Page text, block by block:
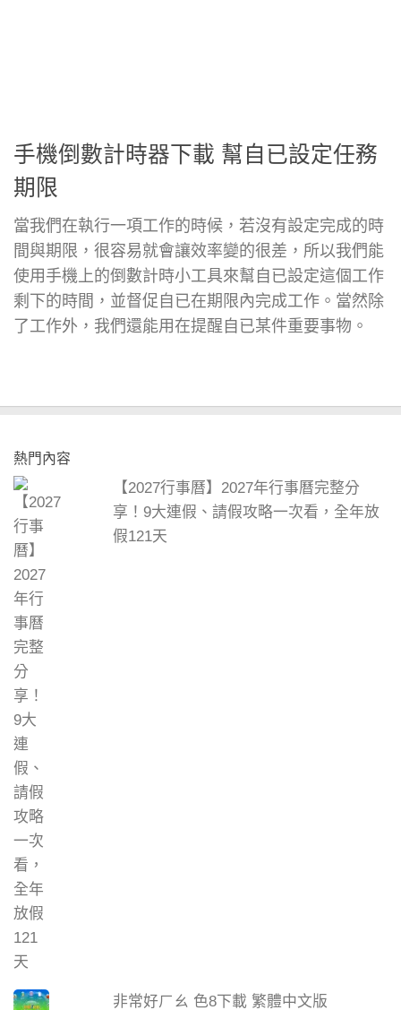
手機倒數計時器下載 幫自已設定任務
期限
當我們在執行一項工作的時候，若沒有設定完成的時
間與期限，很容易就會讓效率變的很差，所以我們能
使用手機上的倒數計時小工具來幫自已設定這個工作
剩下的時間，並督促自已在期限內完成工作。當然除
了工作外，我們還能用在提醒自已某件重要事物。
熱門內容
【2027行事曆】2027年行事曆完整分
享！9大連假、請假攻略一次看，全年放
假121天
非常好ㄏㄠ 色8下載 繁體中文版